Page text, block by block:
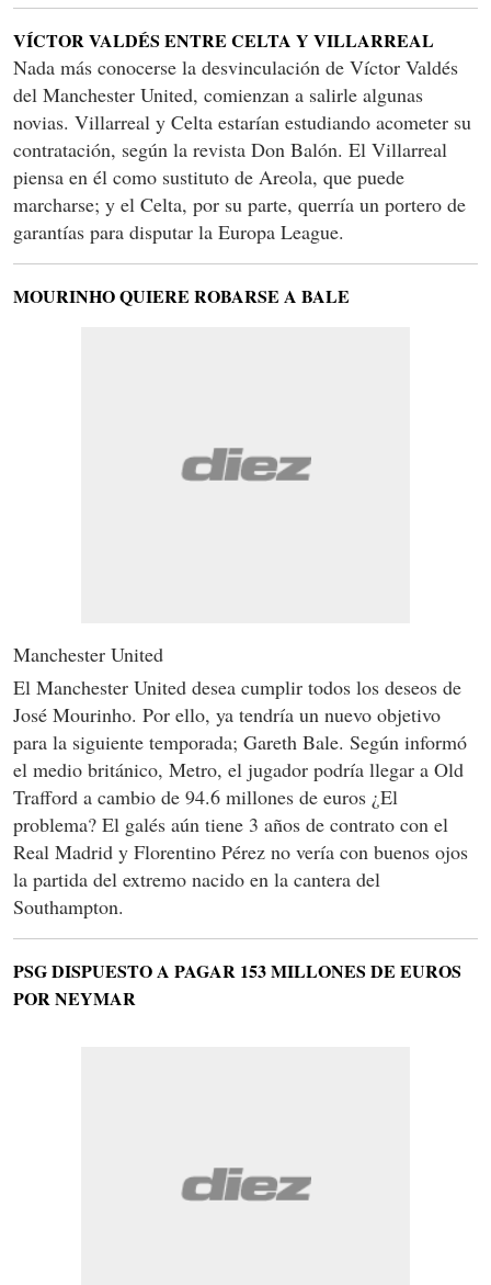
VÍCTOR VALDÉS ENTRE CELTA Y VILLARREAL
Nada más conocerse la desvinculación de Víctor Valdés
del Manchester United, comienzan a salirle algunas
novias. Villarreal y Celta estarían estudiando acometer su
contratación, según la revista Don Balón. El Villarreal
piensa en él como sustituto de Areola, que puede
marcharse; y el Celta, por su parte, querría un portero de
garantías para disputar la Europa League.
MOURINHO QUIERE ROBARSE A BALE
Manchester United
El Manchester United desea cumplir todos los deseos de
José Mourinho. Por ello, ya tendría un nuevo objetivo
para la siguiente temporada; Gareth Bale. Según informó
el medio británico, Metro, el jugador podría llegar a Old
Trafford a cambio de 94.6 millones de euros ¿El
problema? El galés aún tiene 3 años de contrato con el
Real Madrid y Florentino Pérez no vería con buenos ojos
la partida del extremo nacido en la cantera del
Southampton.
PSG DISPUESTO A PAGAR 153 MILLONES DE EUROS
POR NEYMAR